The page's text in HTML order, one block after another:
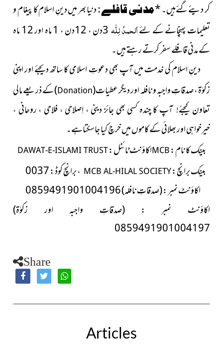
کر دیئےگئےہیں۔*مدنی قافلے :دنیا بھر میں دینِ اسلام کا پیغام و
تعلیمات پہنچانے کے لئےاَلحمدُ لِلّٰہ
3دن ، 12دن ، 1 ماہ اور 12 ماہ
کے مدنی قافلے سفر کرتے رہتے ہیں۔
دینِ اسلام کی خدمت میں آپ بھی دعوتِ اسلامی کا ساتھ دیجئے اور اپنی
زکوٰۃ ، صدقاتِ واجبہ و نافلہ اور دیگرعطیات(
Donation
)کےذریعے مالی
تعاون کیجئے! آپ کا چندہ کسی بھی جائز دینی ، اِصلاحی ، فلاحی ، روحانی ،
خیرخواہی اور بھلائی کے کاموں میں خرچ کیا جاسکتاہے۔
بینک کا نام :MCBاکاؤنٹ ٹائٹل :DAWAT-E-ISLAMI TRUST
بینک برانچ:
MCB AL-HILAL SOCIETY ، برانچکوڈ : 0037
اکاؤنٹ نمبر :(صدقاتِ نافلہ)0859491901004196
اکاؤنٹ نمبر :(صدقاتِ واجبہ اور زکوٰۃ)
0859491901004197
Share
Articles